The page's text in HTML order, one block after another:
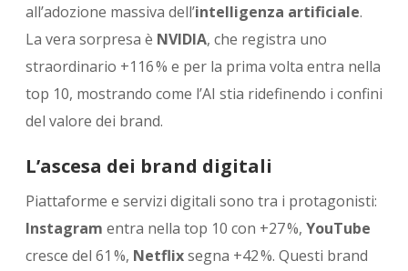
all’adozione massiva dell’intelligenza artificiale.
La vera sorpresa è NVIDIA, che registra uno
straordinario +116 % e per la prima volta entra nella
top 10, mostrando come l’AI stia ridefinendo i confini
del valore dei brand.
L’ascesa dei brand digitali
Piattaforme e servizi digitali sono tra i protagonisti:
Instagram entra nella top 10 con +27 %, YouTube
cresce del 61 %, Netflixsegna +42 %. Questi brand